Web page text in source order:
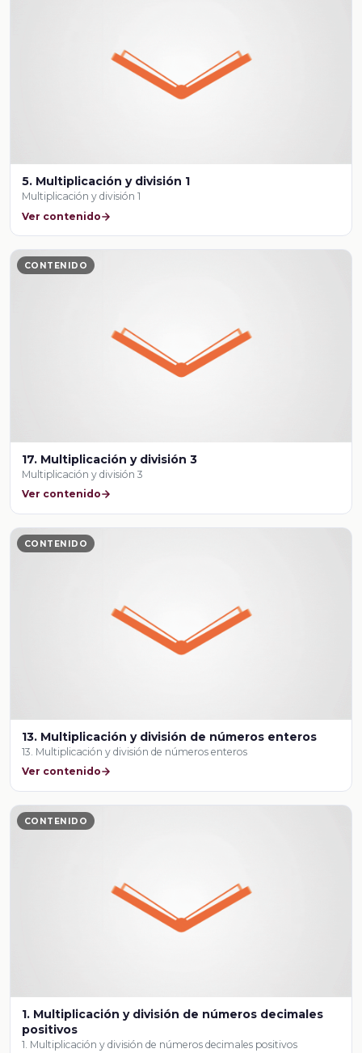
5. Multiplicación y división 1
Multiplicación y división 1
Ver contenido
CONTENIDO
17. Multiplicación y división 3
Multiplicación y división 3
Ver contenido
CONTENIDO
13. Multiplicación y división de números enteros
13. Multiplicación y división de números enteros
Ver contenido
CONTENIDO
1. Multiplicación y división de números decimales
positivos
1. Multiplicación y división de números decimales positivos